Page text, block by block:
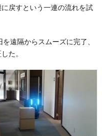
戻すという一連の流れを試
遠隔からスムーズに完了、
た。